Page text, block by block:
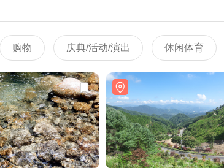
购物 庆典/活动/演出 休闲体育